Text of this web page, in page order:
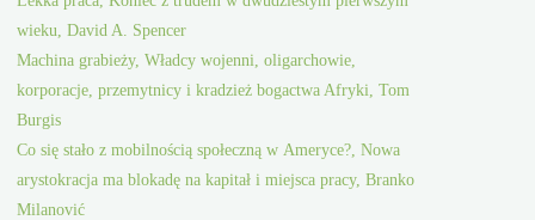
wieku, David A. Spencer
Machina grabieży, Władcy wojenni, oligarchowie,
korporacje, przemytnicy i kradzież bogactwa Afryki, Tom
Burgis
Co się stało z mobilnością społeczną w Ameryce?, Nowa
arystokracja ma blokadę na kapitał i miejsca pracy, Branko
Milanović